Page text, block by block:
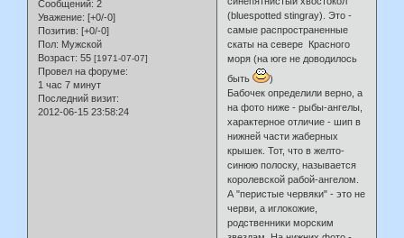
Сообщений: 2
Уважение: [+0/-0]
Позитив: [+0/-0]
Пол: Мужской
Возраст: 55 [1971-07-07]
Провел на форуме:
1 час 7 минут
Последний визит:
2012-06-15 23:58:24
(bluespotted stingray). Это -
самые распространенные
скаты на севере Красного
моря (на юге не доводилось
быть
)
Бабочек определили верно, а
на фото ниже - рыбы-ангелы,
характерное отличие - шип в
нижней части жаберных
крышек. Тот, что в желто-
синюю полоску, называется
королевской рабой-ангелом.
А "перистые червяки" - это не
черви, а иглокожие,
родственники морским